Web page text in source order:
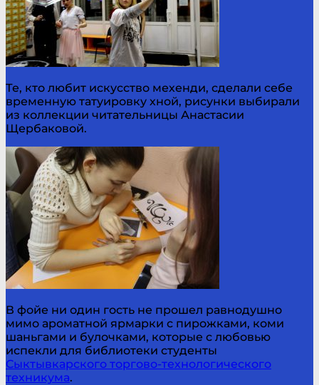
Те, кто любит искусство мехенди, сделали себе
временную татуировку хной, рисунки выбирали
из коллекции читательницы Анастасии
Щербаковой.
В фойе ни один гость не прошел равнодушно
мимо ароматной ярмарки с пирожками, коми
шаньгами и булочками, которые с любовью
испекли для библиотеки студенты
Сыктывкарского торгово-технологического
техникума.